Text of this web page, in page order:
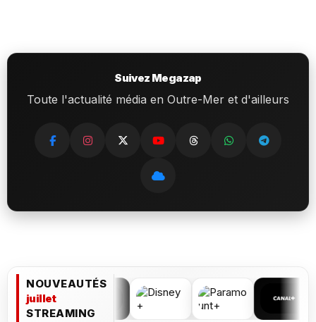
Suivez Megazap
Toute l'actualité média en Outre-Mer et d'ailleurs
NOUVEAUTÉS
juillet
STREAMING